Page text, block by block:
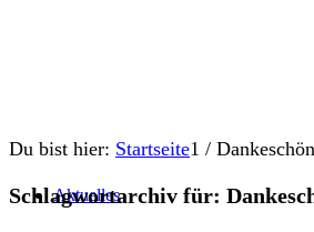
Aktuelles
Du bist hier: Startseite1 / Dankeschön
Schlagwortarchiv für: